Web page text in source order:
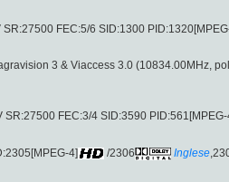
FEC:5/6 SID:1300
3 & Viaccess 3.0 (10834.00MHz,
FEC:3/4 SID:3590 PID:561[MPEG-
4] /2306 Inglese